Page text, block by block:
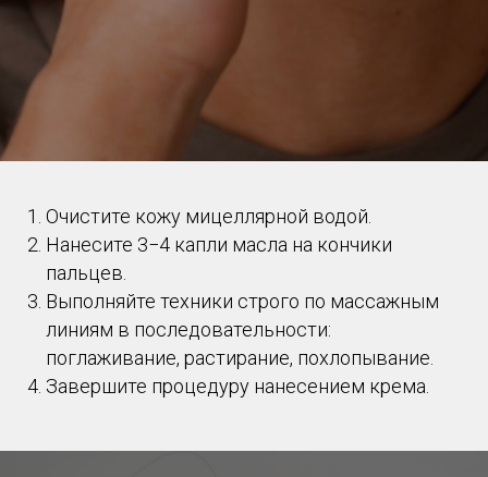
Очистите кожу мицеллярной водой.
Нанесите 3−4 капли масла на кончики
пальцев.
Выполняйте техники строго по массажным
линиям в последовательности:
поглаживание, растирание, похлопывание.
Завершите процедуру нанесением крема.